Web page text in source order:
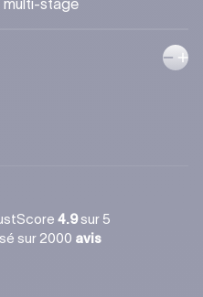
multi-stage
4.9sur 5
sur 2000 avis